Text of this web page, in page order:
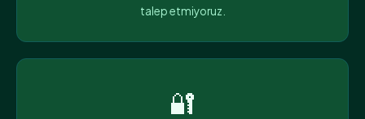
talep etmiyoruz.
🔐